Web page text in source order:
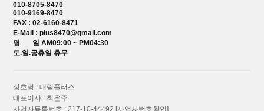
010-8705-8470
010-9169-8470
FAX : 02-6160-8471
E-Mail : plus8470@gmail.com
평 일 AM09:00 ~ PM04:30
토.일.공휴일 휴무
상호명 : 대림플러스
대표이사 : 최은주
사업자등록번호 : 217-10-44492 [사업자번호확인]